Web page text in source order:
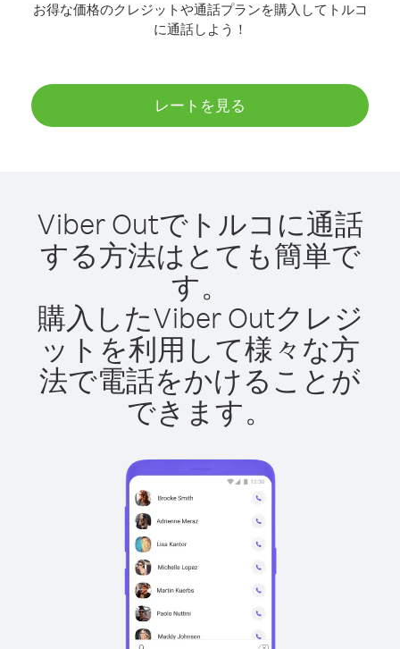
お得な価格のクレジットや通話プランを購入してトルコ
に通話しよう！
レートを見る
Viber Outでトルコに通話
する方法はとても簡単で
す。
購入したViber Outクレジ
ットを利用して様々な方
法で電話をかけることが
できます。